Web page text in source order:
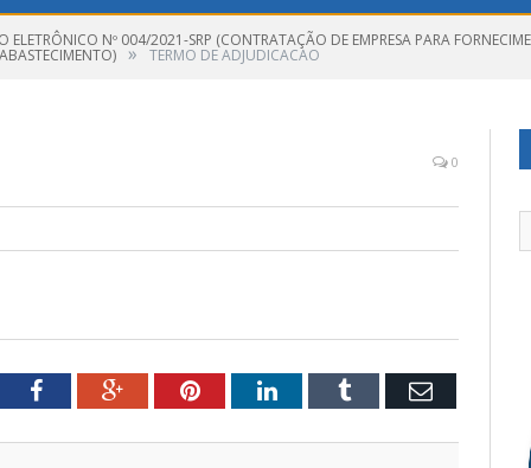
ELETRÔNICO Nº 004/2021-SRP (CONTRATAÇÃO DE EMPRESA PARA
» TERMO DE ADJUDICACAO
0
FacebookGoogle+PinterestLinkedInTumblr Email